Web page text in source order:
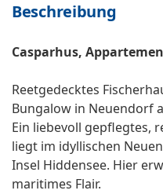
Beschreibung
Casparhus,
Reetgedecktes
Bungalow in Neuendorf
Ein liebevoll gepflegtes,
liegt im idyllischen
Insel Hiddensee. Hier
maritimes Flair.